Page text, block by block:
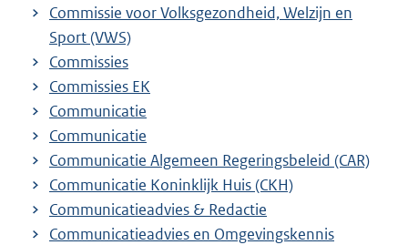
Commissie voor Volksgezondheid, Welzijn en
Sport (VWS)
Commissies
Commissies EK
Communicatie
Communicatie
Communicatie Algemeen Regeringsbeleid (CAR)
Communicatie Koninklijk Huis (CKH)
Communicatieadvies & Redactie
Communicatieadvies en Omgevingskennis